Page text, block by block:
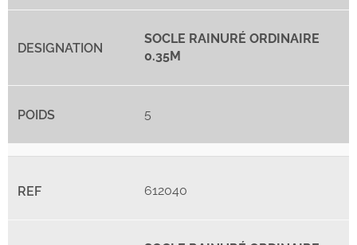
SOCLE RAINURÉ ORDINAIRE
0.35M
5
612040